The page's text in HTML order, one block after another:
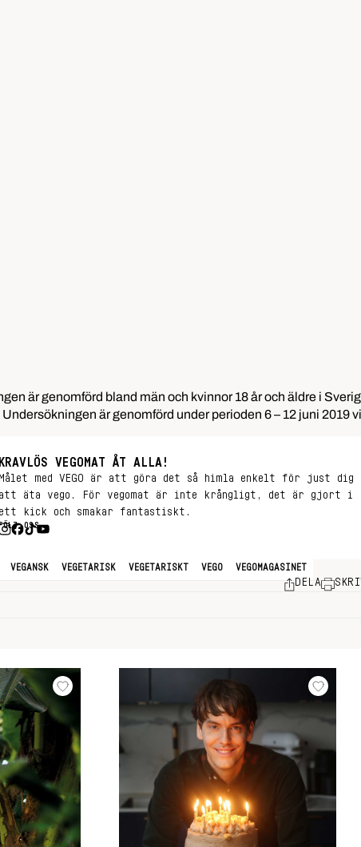
är genomförd bland män och kvinnor 18 år och äldre i
är genomförd under perioden 6 – 12 juni 2019
KRAVLÖS VEGOMAT ÅT ALLA!
Målet med VEGO är att göra det så himla enkelt för just dig
att äta vego. För vegomat är inte krångligt, det är gjort i
ett kick och smakar fantastiskt.
OSS
VEGANSK VEGETARISK VEGETARISKT VEGO
VEGOMAGASINET
DELA